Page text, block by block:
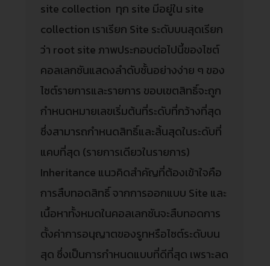
site collection ทุก site มีอยู่ใน site
collection เราเรียก Site ระดับบนสุดเรียก
ว่า root site ภาพประกอบต่อไปนี้ของไซต์
คอลเลกชันแสดงลำดับชั้นอย่างง่าย ๆ ของ
ไซต์รายการและรายการ ขอบเขตสิทธิ์จะถูก
กำหนดหมายเลขเริ่มต้นที่ระดับที่กว้างที่สุด
ซึ่งสามารถกำหนดสิทธิ์และสิ้นสุดในระดับที่
แคบที่สุด (รายการเดียวในรายการ)
Inheritance แนวคิดสำคัญที่ต้องเข้าใจคือ
การสืบทอดสิทธิ์ จากการออกแบบ Site และ
เนื้อหาทั้งหมดในคอลเลกชันจะสืบทอดการ
ตั้งค่าการอนุญาตของรูทหรือไซต์ระดับบน
สุด ซึ่งเป็นการกำหนดแบบที่ดีที่สุด เพราะลด